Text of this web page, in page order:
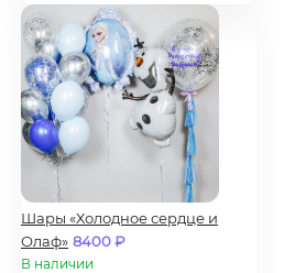
Шары «Холодное сердце и
Олаф» 8400₽
В наличии